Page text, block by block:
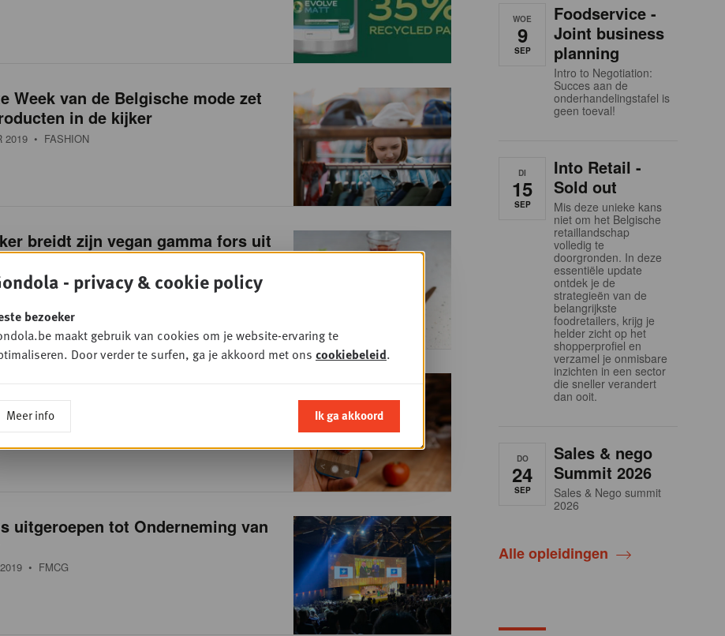
Week van de Belgische mode zet
in de kijker
2019 • FASHION
breidt zijn vegan gamma fors uit
wil eigen AI-markt wereldwijd op
via Kickstart AI
2019• TECHNOLOGY
uitgeroepen tot Onderneming van
• FMCG
WOE
9
SEP
Foodservice -
Joint business
planning
Intro to Negotiation:
Succes aan de
onderhandelingstafel is
geen toeval!
DI
15
SEP
Into Retail -
Sold out
Mis deze unieke kans
niet om het Belgische
retaillandschap
volledig te
doorgronden. In deze
essentiële update
ontdek je de
strategieën van de
belangrijkste
foodretailers, krijg je
helder zicht op het
shopperprofiel en
verzamel je onmisbare
inzichten in een sector
die sneller verandert
dan ooit.
DO
24
SEP
Sales & nego
Summit 2026
Sales & Nego summit
2026
Alle opleidingen
- privacy & cookie policy
bezoeker
maakt gebruik van cookies om je website-ervaring te
Door verder te surfen, ga je akkoord met ons cookiebeleid.
Meer info Ik ga akkoord